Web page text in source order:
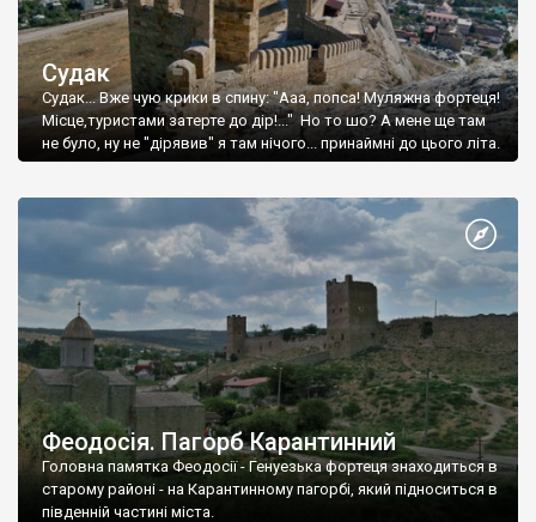
Судак
Судак... Вже чую крики в спину: "Ааа, попса! Муляжна фортеця!
Місце,туристами затерте до дір!..." Но то шо? А мене ще там
не було, ну не "дірявив" я там нічого... принаймні до цього літа.
Феодосія. Пагорб Карантинний
Головна памятка Феодосії - Генуезька фортеця знаходиться в
старому районі - на Карантинному пагорбі, який підноситься в
південній частині міста.